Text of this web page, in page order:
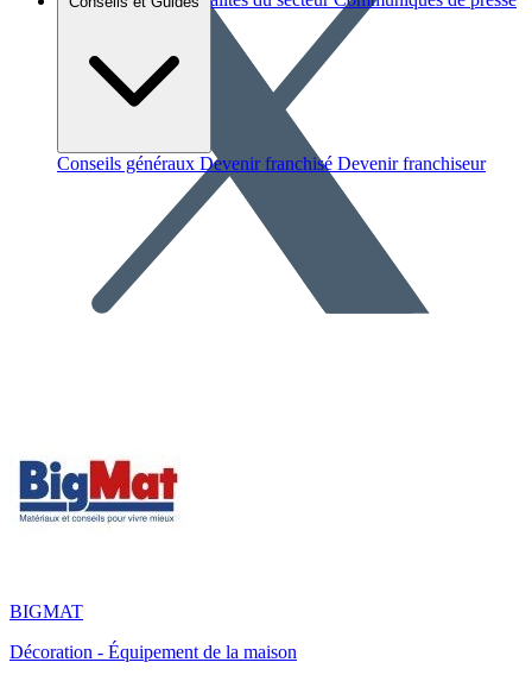
Conseils généraux Devenir franchisé Devenir franchiseur
BIGMAT
Décoration - Équipement de la maison